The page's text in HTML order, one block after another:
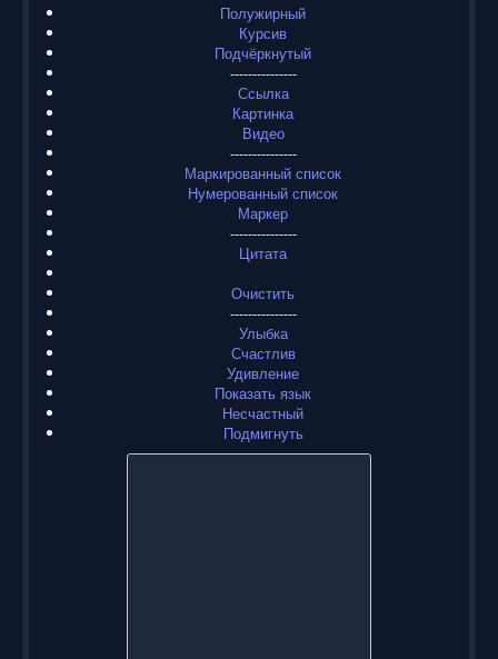
Полужирный
Курсив
Подчёркнутый
---------------
Ссылка
Картинка
Видео
---------------
Маркированный список
Нумерованный список
Маркер
---------------
Цитата
Очистить
---------------
Улыбка
Счастлив
Удивление
Показать язык
Несчастный
Подмигнуть